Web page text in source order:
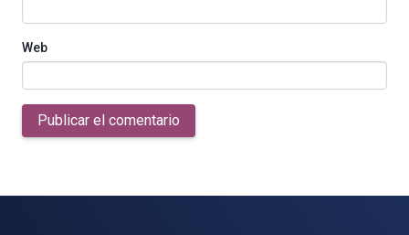
Web
Publicar el comentario